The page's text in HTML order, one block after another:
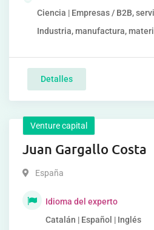
Ciencia | Empresas / B2B,
Industria, manufactura,
Detalles
Venture capital
Juan Gargallo Costa
España
Idioma del experto
Catalán | Español | Inglés